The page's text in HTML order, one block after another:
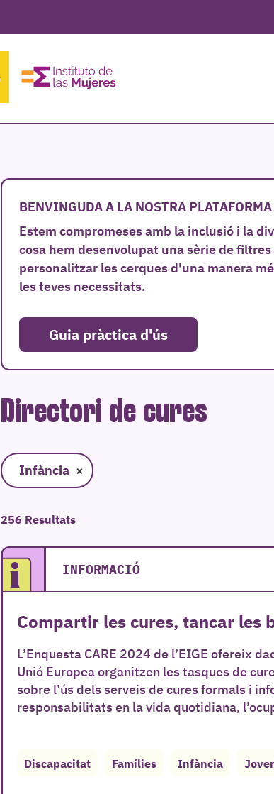
BENVINGUDA A LA NOSTRA
Estem compromeses amb la inclusió i la
cosa hem desenvolupat una sèrie de
personalitzar les cerques d'una manera
les teves necessitats.
Guia pràctica d'ús
Directori de cures
Infància ×
256 Resultats
INFORMACIÓ
Compartir les cures, tancar les
L’Enquesta CARE 2024 de l’EIGE ofereix
Unió Europea organitzen les tasques de
sobre l’ús dels serveis de cures formals i
responsabilitats en la vida quotidiana,
Discapacitat Famílies Infància